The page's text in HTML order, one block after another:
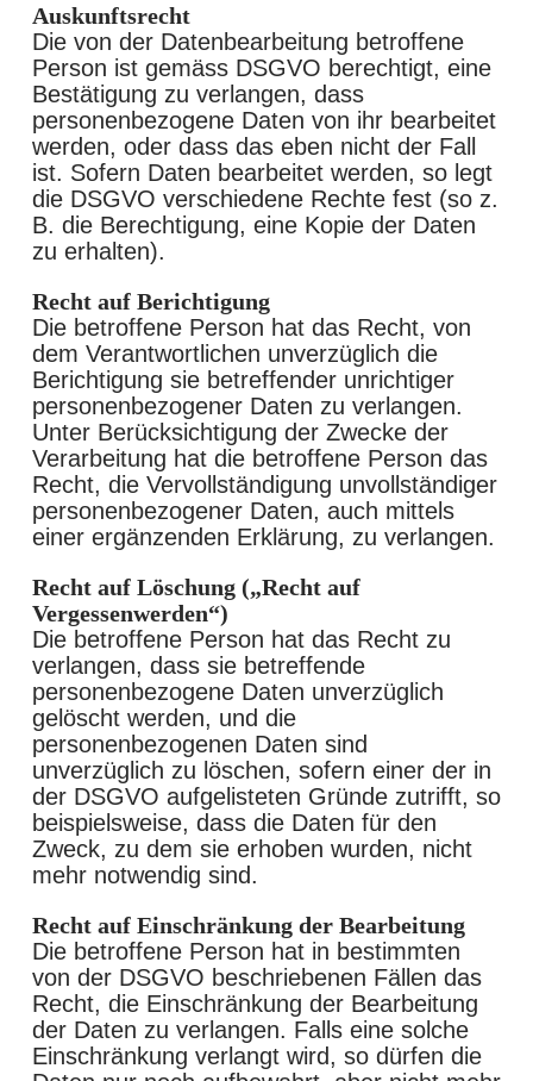
Auskunftsrecht
Die von der Datenbearbeitung betroffene
Person ist gemäss DSGVO berechtigt, eine
Bestätigung zu verlangen, dass
personenbezogene Daten von ihr bearbeitet
werden, oder dass das eben nicht der Fall
ist. Sofern Daten bearbeitet werden, so legt
die DSGVO verschiedene Rechte fest (so z.
B. die Berechtigung, eine Kopie der Daten
zu erhalten).
Recht auf Berichtigung
Die betroffene Person hat das Recht, von
dem Verantwortlichen unverzüglich die
Berichtigung sie betreffender unrichtiger
personenbezogener Daten zu verlangen.
Unter Berücksichtigung der Zwecke der
Verarbeitung hat die betroffene Person das
Recht, die Vervollständigung unvollständiger
personenbezogener Daten, auch mittels
einer ergänzenden Erklärung, zu verlangen.
Recht auf Löschung („Recht auf
Vergessenwerden“)
Die betroffene Person hat das Recht zu
verlangen, dass sie betreffende
personenbezogene Daten unverzüglich
gelöscht werden, und die
personenbezogenen Daten sind
unverzüglich zu löschen, sofern einer der in
der DSGVO aufgelisteten Gründe zutrifft, so
beispielsweise, dass die Daten für den
Zweck, zu dem sie erhoben wurden, nicht
mehr notwendig sind.
Recht auf Einschränkung der Bearbeitung
Die betroffene Person hat in bestimmten
von der DSGVO beschriebenen Fällen das
Recht, die Einschränkung der Bearbeitung
der Daten zu verlangen. Falls eine solche
Einschränkung verlangt wird, so dürfen die